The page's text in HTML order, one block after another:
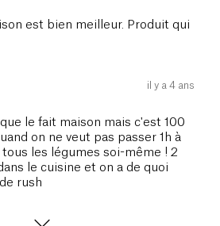
est bien meilleur. Produit qui
il y a 4 ans
le fait maison mais c'est 100
on ne veut pas passer 1h à
les légumes soi-même ! 2
le cuisine et on a de quoi
rush